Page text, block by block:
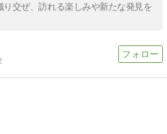
交ぜ、訪れる楽しみや新たな発見を